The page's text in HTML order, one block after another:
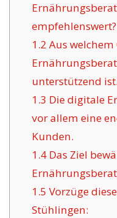
empfehlenswert?
1.2 Aus
unterstützend ist.
1.3 Die digitale
vor allem eine
Kunden.
1.4Das Ziel
1.5 Vorzüge
Stühlingen: